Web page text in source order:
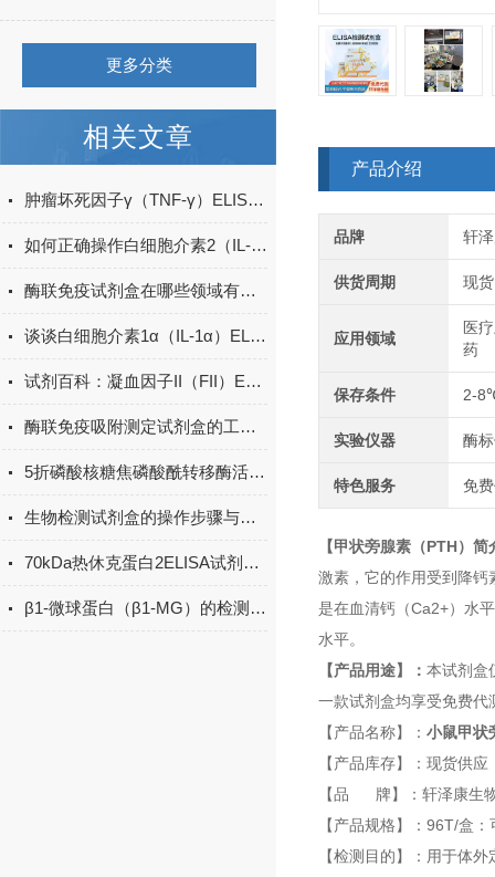
更多分类
相关文章
肿瘤坏死因子γ（TNF-γ）ELISA试剂盒的工作原理
如何正确操作白细胞介素2（IL-2）ELISA试剂盒？
酶联免疫试剂盒在哪些领域有广泛应用？
谈谈白细胞介素1α（IL-1α）ELISA试剂盒的操作步骤
试剂百科：凝血因子II（FII）ELISA试剂盒用途、特点、操作注意事项
酶联免疫吸附测定试剂盒的工作原理与应用
5折磷酸核糖焦磷酸酰转移酶活性检测试剂盒
生物检测试剂盒的操作步骤与实验注意事项
70kDa热休克蛋白2ELISA试剂盒课题研究讨论操作法
β1-微球蛋白（β1-MG）的检测方法有哪些？
产品介绍
品牌 轩
供货周期 现货
应用领域
医
药
保存条件 2-
实验仪器 酶
特色服务 免
【甲状旁腺素（PTH）简
激素，它的作用受到降钙
是在血清钙（Ca2+）水
水平。
【产品用途】： 本试剂盒
一款试剂盒均享受免费
【产品名称】： 小鼠甲状
【产品库存】：现货供应
【品 牌】：轩泽康生
【产品规格】：96T/盒
【检测目的】：用于体